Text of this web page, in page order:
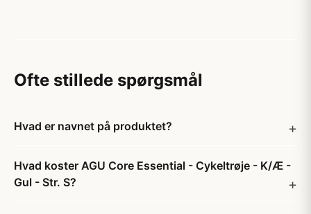
Ofte stillede spørgsmål
Hvad er navnet på produktet?
Hvad koster AGU Core Essential - Cykeltrøje - K/Æ -
Gul - Str. S?